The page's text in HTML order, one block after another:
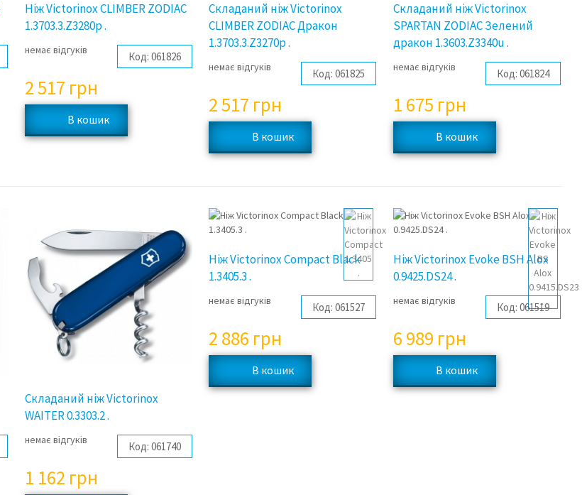
Ніж Victorinox CLIMBER ZODIAC
1.3703.3.Z3280p .
немає відгуків Код: 061826
2 517 грн
Складаний ніж Victorinox
CLIMBER ZODIAC Дракон
1.3703.3.Z3270p .
немає відгуків Код: 061825
2 517 грн
Складаний ніж Victorinox
SPARTAN ZODIAC Зелений
дракон 1.3603.Z3340u .
немає відгуків Код: 061824
1 675 грн
Складаний ніж Victorinox
WAITER 0.3303.2 .
немає відгуків Код: 061740
1 162 грн
Ніж Victorinox Compact Black
1.3405.3 .
немає відгуків Код: 061527
2 886 грн
Ніж Victorinox Evoke BSH Alox
0.9425.DS24 .
немає відгуків Код: 061519
6 989 грн